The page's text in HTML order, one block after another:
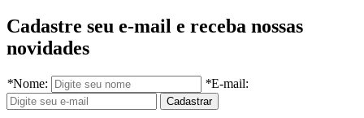
Cadastre seu e-mail e receba nossas
novidades
*Nome: *E-mail: